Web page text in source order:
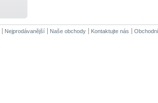
Nejprodávanější Naše obchody Kontaktujte nás